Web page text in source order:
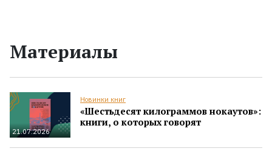
Материалы
21.07.2026
Новинки книг
«Шестьдесят килограммов нокаутов»:
книги, о которых говорят